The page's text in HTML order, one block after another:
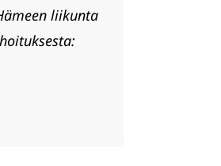
liikunta